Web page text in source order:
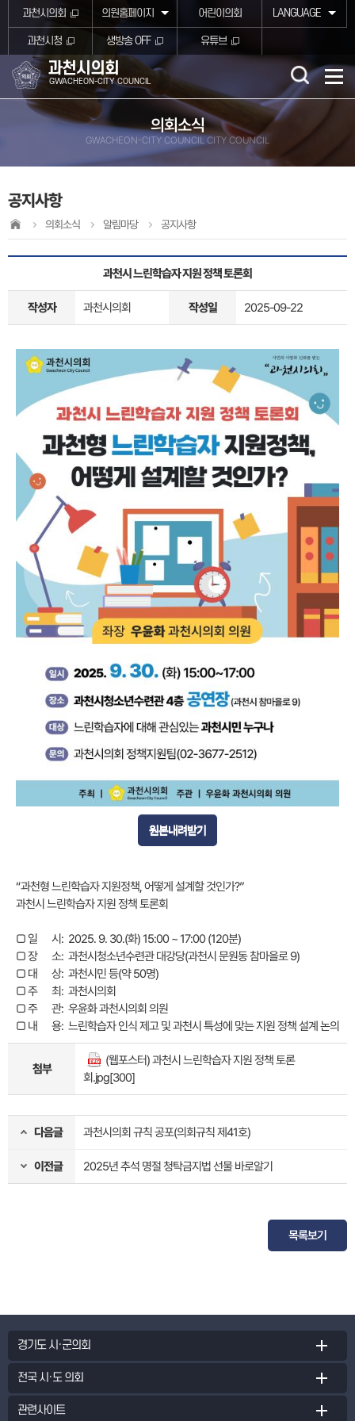
본문바로가기
과천시의회 의원홈페이지 어린이의회 LANGUAGE
과천시청 생방송 OFF 유튜브
과천시의회
GWACHEON-CITY COUNCIL
의회소식
GWACHEON-CITY COUNCIL CITY COUNCIL
공지사항
의회소식 알림마당 공지사항
과천시 느린학습자 지원 정책 토론회
작성자 과천시의회 작성일 2025-09-22
원본내려받기
“과천형 느린학습자 지원정책, 어떻게 설계할 것인가?”
과천시 느린학습자 지원 정책 토론회
□ 일 시: 2025. 9. 30.(화) 15:00 ~ 17:00 (120분)
□ 장 소: 과천시청소년수련관 대강당(과천시 문원동 참마을로 9)
□ 대 상: 과천시민 등(약 50명)
□ 주 최: 과천시의회
□ 주 관: 우윤화 과천시의회 의원
□ 내 용: 느린학습자 인식 제고 및 과천시 특성에 맞는 지원 정책 설계 논의
첨부
(웹포스터) 과천시 느린학습자 지원 정책 토론
회.jpg[300]
다음글 과천시의회 규칙 공포(의회규칙 제41호)
이전글 2025년 추석 명절 청탁금지법 선물 바로알기
목록보기
경기도 시·군의회
전국 시·도 의회
관련사이트